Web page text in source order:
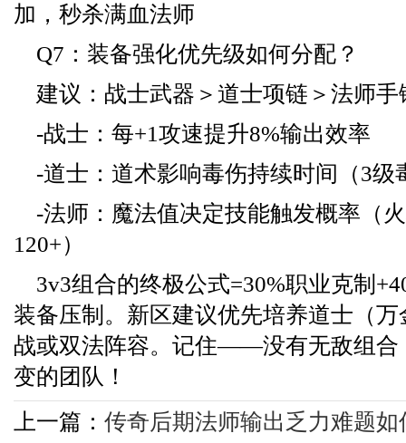
加，秒杀满血法师
Q7：装备强化优先级如何分配？
建议：战士武器＞道士项链＞法师手
-战士：每+1攻速提升8%输出效率
-道士：道术影响毒伤持续时间（3级
-法师：魔法值决定技能触发概率（
120+）
3v3组合的终极公式=30%职业克制
装备压制。新区建议优先培养道士（
战或双法阵容。记住——没有无敌组合
变的团队！
上一篇： 传奇后期法师输出乏力难题如